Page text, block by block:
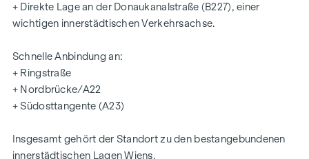
Gesamtmiete brutto: EUR 4.073,88 (inkl. Betriebskosten, Lift
Monatliches Akonto für Fernwärme: EUR 100,- netto + 20 %
Strom wird vom Mieter angemeldet und abgerechnet.
Kaution: 4 bis 6 BMM (je nach Bonität)
+ Direkte Lage an der Donaukanalstraße (B227), einer
wichtigen innerstädtischen Verkehrsachse.
Schnelle Anbindung an:
+ Ringstraße
+ Nordbrücke/A22
+ Südosttangente (A23)
Insgesamt gehört der Standort zu den bestangebundenen
innerstädtischen Lagen Wiens.